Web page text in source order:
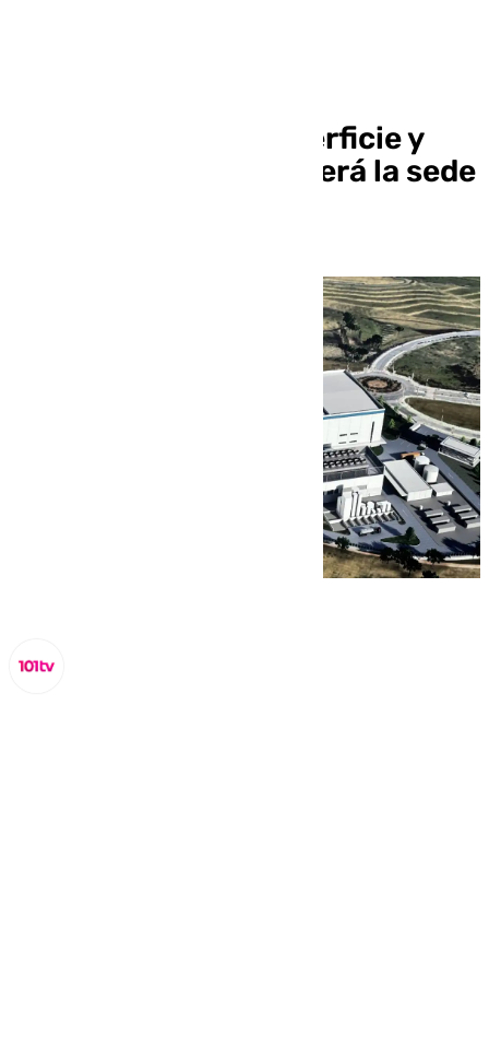
Seis parcelas de superficie y
una sala blanca: así será la sede